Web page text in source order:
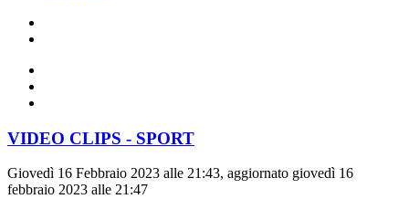
VIDEO CLIPS - SPORT
Giovedì 16 Febbraio 2023 alle 21:43, aggiornato giovedì 16
febbraio 2023 alle 21:47